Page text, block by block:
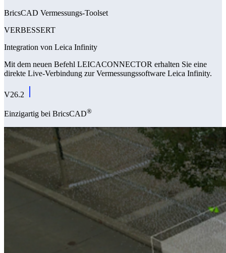
BricsCAD Vermessungs-Toolset
VERBESSERT
Integration von Leica Infinity
Mit dem neuen Befehl LEICACONNECTOR erhalten Sie eine
direkte Live-Verbindung zur Vermessungssoftware Leica Infinity.
V26.2
Einzigartig bei BricsCAD®